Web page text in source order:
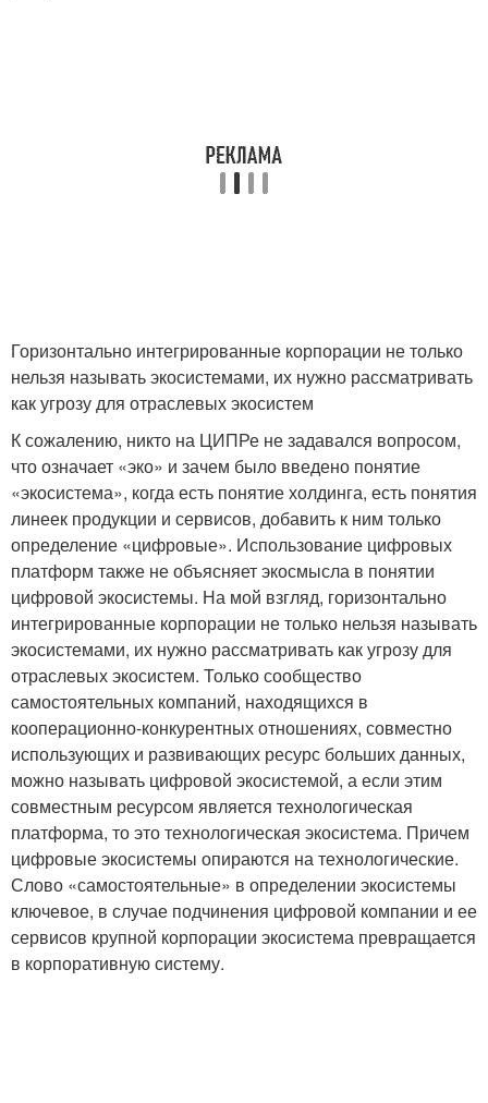
Горизонтально интегрированные корпорации не только
нельзя называть экосистемами, их нужно рассматривать
как угрозу для отраслевых экосистем
К сожалению, никто на ЦИПРе не задавался вопросом,
что означает «эко» и зачем было введено понятие
«экосистема», когда есть понятие холдинга, есть понятия
линеек продукции и сервисов, добавить к ним только
определение «цифровые». Использование цифровых
платформ также не объясняет экосмысла в понятии
цифровой экосистемы. На мой взгляд, горизонтально
интегрированные корпорации не только нельзя называть
экосистемами, их нужно рассматривать как угрозу для
отраслевых экосистем. Только сообщество
самостоятельных компаний, находящихся в
кооперационно-конкурентных отношениях, совместно
использующих и развивающих ресурс больших данных,
можно называть цифровой экосистемой, а если этим
совместным ресурсом является технологическая
платформа, то это технологическая экосистема. Причем
цифровые экосистемы опираются на технологические.
Слово «самостоятельные» в определении экосистемы
ключевое, в случае подчинения цифровой компании и ее
сервисов крупной корпорации экосистема превращается
в корпоративную систему.